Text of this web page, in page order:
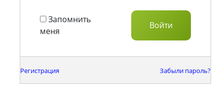
Запомнить
меня
Регистрация Забыли пароль?